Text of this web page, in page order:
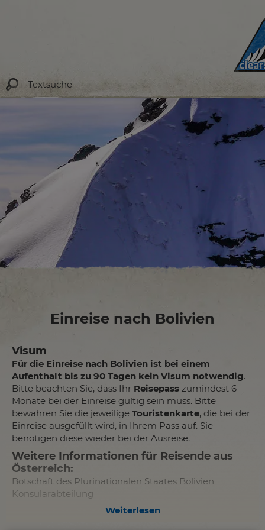
Einreise nach Bolivien
Visum
Für die Einreise nach Bolivien ist bei einem
Aufenthalt bis zu 90 Tagen kein Visum notwendig.
Bitte beachten Sie, dass Ihr Reisepass zumindest 6
Monate bei der Einreise gültig sein muss. Bitte
bewahren Sie die jeweilige Touristenkarte, die bei der
Einreise ausgefüllt wird, in Ihrem Pass auf. Sie
benötigen diese wieder bei der Ausreise.
Weitere Informationen für Reisende aus
Österreich:
Botschaft des Plurinationalen Staates Bolivien
Konsularabteilung
Prinz-Eugen-Strasse 18/1/10A
Weiterlesen